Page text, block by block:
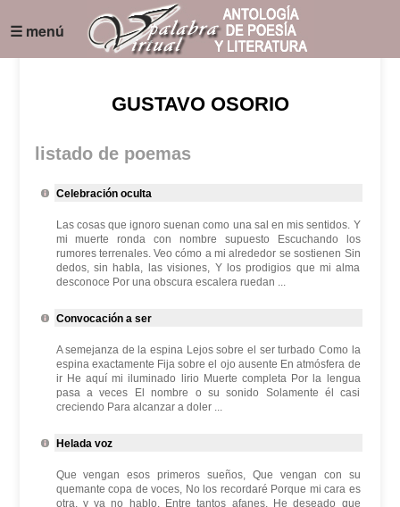
☰ menú
GUSTAVO OSORIO
listado de poemas
Celebración oculta
Las cosas que ignoro suenan como una sal en mis sentidos. Y
mi muerte ronda con nombre supuesto Escuchando los
rumores terrenales. Veo cómo a mi alrededor se sostienen Sin
dedos, sin habla, las visiones, Y los prodigios que mi alma
desconoce Por una obscura escalera ruedan ...
Convocación a ser
A semejanza de la espina Lejos sobre el ser turbado Como la
espina exactamente Fija sobre el ojo ausente En atmósfera de
ir He aquí mi iluminado lirio Muerte completa Por la lengua
pasa a veces El nombre o su sonido Solamente él casi
creciendo Para alcanzar a doler ...
Helada voz
Que vengan esos primeros sueños, Que vengan con su
quemante copa de voces, No los recordaré Porque mi cara es
otra, y ya no hablo. Entre tantos afanes, He deseado que